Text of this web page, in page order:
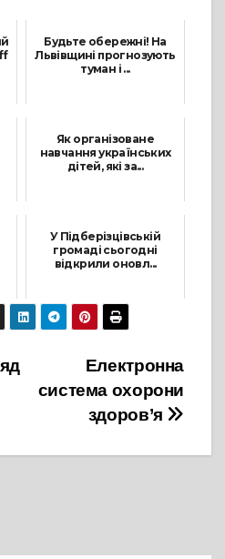
Будьте обережні! На
Львівщині прогнозують
туман і ...
Як організоване
навчання українських
дітей, які за...
У Підберізцівській
громаді сьогодні
відкрили оновл...
20 Грудня, 2022
Електронна
система охорони
здоров’я